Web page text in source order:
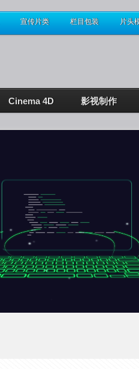
宣传片类 栏目包装 片头
Cinema 4D 影视制作